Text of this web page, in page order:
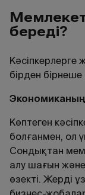
береді?
Кәсіпкерлерге
бірден
Экономиканың
Көптеген
болғанмен, ол
Сондықтан
алу шағын және
өзекті. Жерді